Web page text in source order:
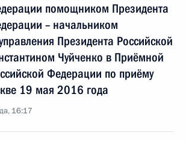
помощником Президента
– начальником
Президента Российской
Чуйченко в Приёмной
Федерации по приёму
19 мая 2016 года
16:17